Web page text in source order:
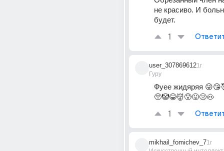
не красиво. И
будет.
1
user_307869612
Гуру
1г
Фуее жидяряя
🥺🤡😂👹😰😛😢🐽
1
mikhail_fomichev_71г